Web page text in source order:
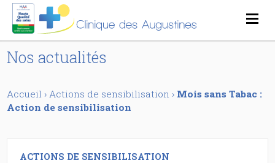
Nos actualités
Accueil › Actions de sensibilisation › Mois sans Tabac :
Action de sensibilisation
ACTIONS DE SENSIBILISATION